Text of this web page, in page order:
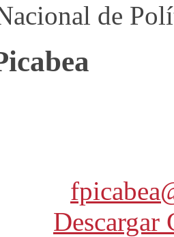
de
Descargar